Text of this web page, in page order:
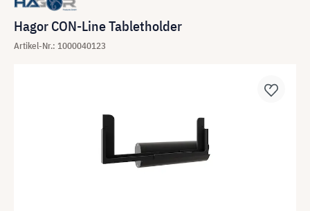
Hagor CON-Line Tabletholder
Artikel-Nr.: 1000040123